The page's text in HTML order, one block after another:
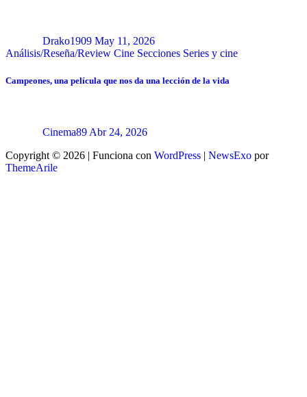
Drako1909 May 11, 2026
Análisis/Reseña/Review Cine Secciones Series y cine
Campeones, una película que nos da una lección de la vida
Cinema89 Abr 24, 2026
Copyright © 2026 | Funciona con WordPress | NewsExo por
ThemeArile